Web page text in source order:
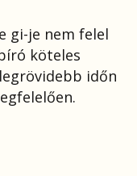
gi-je nem felel
köteles
időn